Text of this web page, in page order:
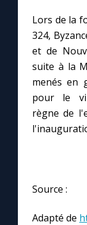
Lors de la
324,
et de
suite à la
menés en
pour le
règne de
Source :
Adapté de